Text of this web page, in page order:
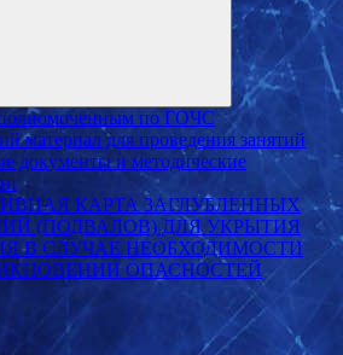
по ГОЧС
материал для проведения занятий
документы и методические
КАРТА ЗАГЛУБЛЕННЫХ
(ПОДВАЛОВ) ДЛЯ УКРЫТИЯ
В СЛУЧАЕ НЕОБХОДИМОСТИ
ОПАСНОСТЕЙ